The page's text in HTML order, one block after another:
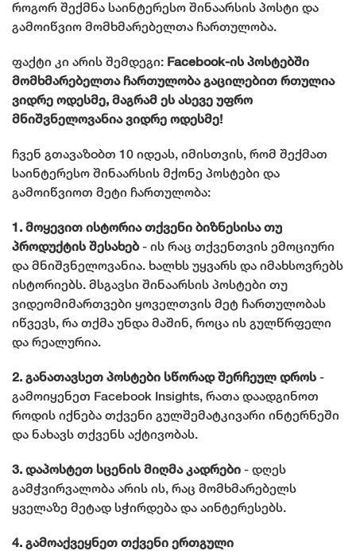
როგორ შექმნა საინტერესო შინაარსის პოსტი და
გამოიწვიო მომხმარებელთა ჩართულობა.
ფაქტი კი არის შემდეგი: Facebook-ის პოსტებში
მომხმარებელთა ჩართულობა გაცილებით რთულია
ვიდრე ოდესმე, მაგრამ ეს ასევე უფრო
მნიშვნელოვანია ვიდრე ოდესმე!
ჩვენ გთავაზoბთ 10 იდეას, იმისთვის, რომ შექმათ
საინტერესო შინაარსის მქონე პოსტები და
გამოიწვიოთ მეტი ჩართულობა:
1. მოყევით ისტორია თქვენი ბიზნესისა თუ
პროდუქტის შესახებ- ის რაც თქვენთვის ემოციური
და მნიშვნელოვანია. ხალხს უყვარს და იმახსოვრებს
ისტორიებს. მსგავსი შინაარსის პოსტები თუ
ვიდეომიმართვები ყოველთვის მეტ ჩართულობას
იწვევს, რა თქმა უნდა მაშინ, როცა ის გულწრფელი
და რეალურია.
2. განათავსეთ პოსტები სწორად შერჩეულ დროს -
გამოიყენეთ Facebook Insights, რათა დაადგინოთ
როდის იქნება თქვენი გულშემატკივარი ინტერნეში
და ნახავს თქვენს აქტივობას.
3. დაპოსტეთ სცენის მიღმა კადრები - დღეს
გამჭვირვალობა არის ის, რაც მომხმარებელს
ყველაზე მეტად სჭირდება და აინტერესებს.
4. გამოაქვეყნეთ თქვენი ერთგული